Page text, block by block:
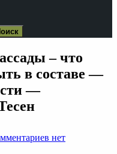
– что
в составе —
—
записи
нет